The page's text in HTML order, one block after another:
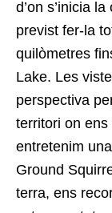
d’on s’inicia
previst fer-la
quilòmetres
Lake. Les
perspectiva
territori on
entretenim
Ground
terra, ens